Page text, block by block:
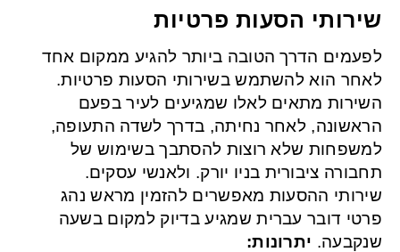
שירותי הסעות פרטיות
לפעמים הדרך הטובה ביותר להגיע ממקום אחד
לאחר הוא להשתמש בשירותי הסעות פרטיות.
השירות מתאים לאלו שמגיעים לעיר בפעם
הראשונה, לאחר נחיתה, בדרך לשדה התעופה,
למשפחות שלא רוצות להסתבך בשימוש של
תחבורה ציבורית בניו יורק. ולאנשי עסקים.
שירותי ההסעות מאפשרים להזמין מראש נהג
פרטי דובר עברית שמגיע בדיוק למקום בשעה
שנקבעה. יתרונות: